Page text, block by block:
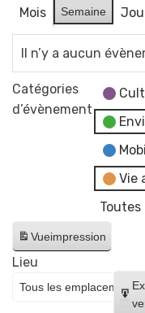
Mois Semaine
Il n’y a aucun
Catégories
d’évènement
Vie
Vueimpression
un
Lieu